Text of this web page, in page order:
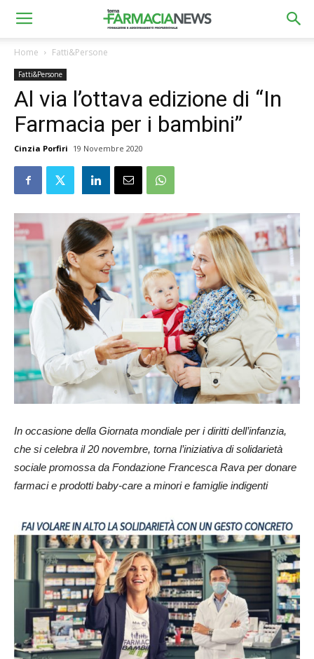
Home Fatti&Persone
Fatti&Persone
Al via l’ottava edizione di “In
Farmacia per i bambini”
Cinzia Porfiri 19 Novembre 2020
In occasione della Giornata mondiale per i diritti dell’infanzia,
che si celebra il 20 novembre, torna l’iniziativa di solidarietà
sociale promossa da Fondazione Francesca Rava per donare
farmaci e prodotti baby-care a minori e famiglie indigenti